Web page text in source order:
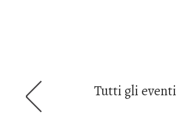
Tutti gli eventi